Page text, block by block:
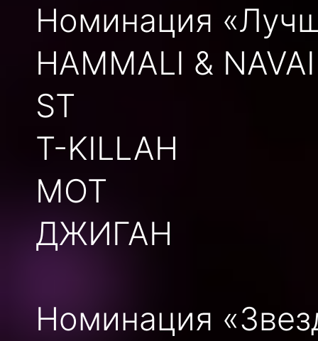
Номинация
HAMMALI & NAVAI
ST
T-KILLAH
МОТ
ДЖИГАН
Номинация